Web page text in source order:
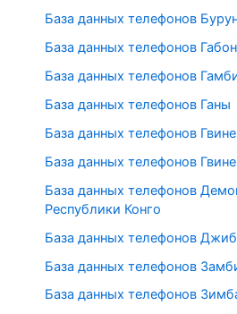
База данных телефонов
База данных телефонов
База данных телефонов
База данных телефонов Ганы
База данных телефонов
База данных телефонов
База данных телефонов
Республики Конго
База данных телефонов
База данных телефонов
База данных телефонов